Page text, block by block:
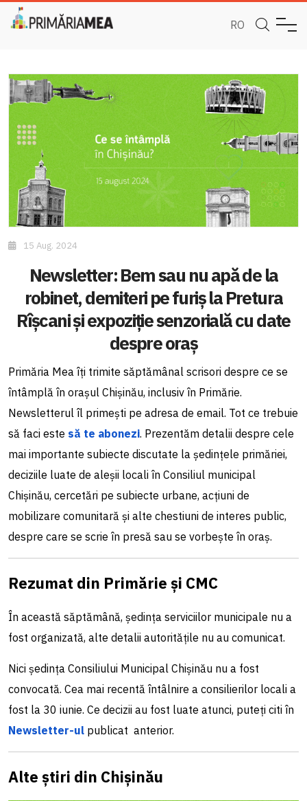
RO
15 Aug. 2024
Newsletter: Bem sau nu apă de la
robinet, demiteri pe furiș la Pretura
Rîșcani și expoziție senzorială cu date
despre oraș
Primăria Mea îți trimite săptămânal scrisori despre ce se
întâmplă în orașul Chișinău, inclusiv în Primărie.
Newsletterul îl primești pe adresa de email. Tot ce trebuie
să faci este să te abonezi. Prezentăm detalii despre cele
mai importante subiecte discutate la ședințele primăriei,
deciziile luate de aleșii locali în Consiliul municipal
Chișinău, cercetări pe subiecte urbane, acțiuni de
mobilizare comunitară și alte chestiuni de interes public,
despre care se scrie în presă sau se vorbește în oraș.
Rezumat din Primărie și CMC
În această săptămână, ședința serviciilor municipale nu a
fost organizată, alte detalii autoritățile nu au comunicat.
Nici ședința Consiliului Municipal Chișinău nu a fost
convocată. Cea mai recentă întâlnire a consilierilor locali a
fost la 30 iunie. Ce decizii au fost luate atunci, puteți citi în
Newsletter-ul publicat anterior.
Alte știri din Chișinău